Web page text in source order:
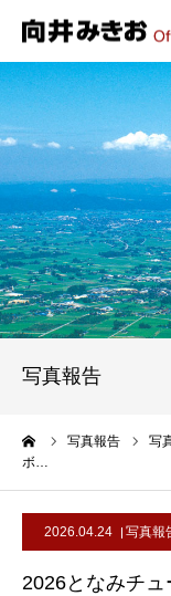
写真報告
写真報告 写
ボ…
2026.04.24 写真報
2026となみチ
HOME
プロフィール
政策
活動報告